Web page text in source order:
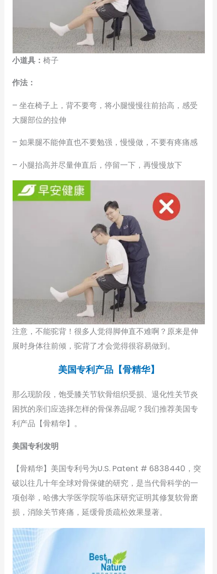
小道具：椅子
作法：
– 坐在椅子上，背不要弯，将小腿慢慢往前抬高，感受
大腿部位的拉伸
– 如果腿不能伸直也不要勉强，慢慢做，不要有疼痛感
– 小腿抬高并尽量伸直后，停留一下，再慢慢放下
注意，不能驼背！很多人觉得脚伸直不难啊？原来是伸
展时身体往前倾，驼背了才会觉得很容易做到。
美国专利产品【骨精华】
那么现阶段，饱受膝关节软骨组织受损、退化性关节炎
困扰的亲们应选择怎样的骨保养品呢？我们推荐美国专
利产品【骨精华】。
美国专利发明
【骨精华】美国专利号为U.S. Patent # 6838440，突
破以往几十年全球对骨保健的研究，是当代骨科学的一
项创举，哈佛大学医学院等临床研究证明其修复软骨磨
损，消除关节疼痛，延缓骨质疏松效果显著。